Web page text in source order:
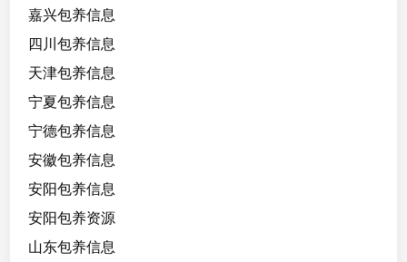
嘉兴包养信息
四川包养信息
天津包养信息
宁夏包养信息
宁德包养信息
安徽包养信息
安阳包养信息
安阳包养资源
山东包养信息